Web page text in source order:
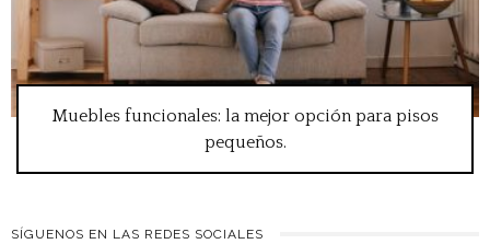
Muebles funcionales: la mejor opción para pisos
pequeños.
SÍGUENOS EN LAS REDES SOCIALES